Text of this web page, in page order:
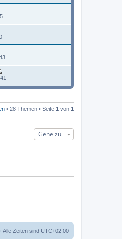
i
t
r
N
u
s
t
r
• 28 Themen • Seite 1 von 1
Gehe zu
Alle Zeiten sind UTC+02:00